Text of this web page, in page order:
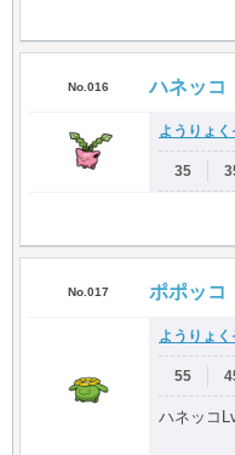
No.016 ハネッコ
ようりょく
35
No.017 ポポッコ
ようりょく
55
ハネッコ